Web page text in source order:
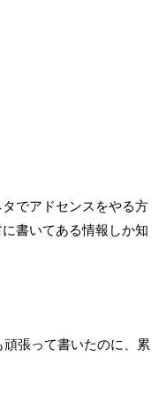
でアドセンスをやる方
書いてある情報しか知
頑張って書いたのに、累